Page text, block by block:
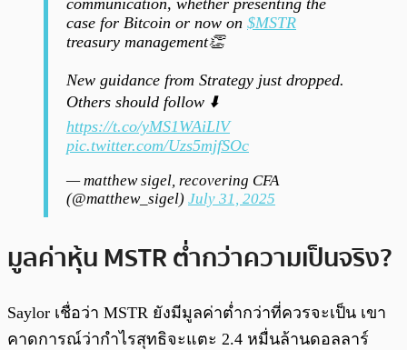
case for Bitcoin or now on $MSTR
treasury management👏
New guidance from Strategy just dropped.
Others should follow ⬇️
https://t.co/yMS1WAiLlV
pic.twitter.com/Uzs5mjfSOc
— matthew sigel, recovering CFA
(@matthew_sigel) July 31, 2025
มูลค่าหุ้น MSTR ต่ำกว่าความเป็นจริง?
Saylor เชื่อว่า MSTR ยังมีมูลค่าต่ำกว่าที่ควรจะเป็น เขา
คาดการณ์ว่ากำไรสุทธิจะแตะ 2.4 หมื่นล้านดอลลาร์